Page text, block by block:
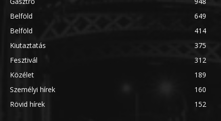
Belföld
649
Belföld
414
Kiutaztatás
375
Fesztivál
312
Közélet
189
Személyi hírek
160
Rövid hírek
152